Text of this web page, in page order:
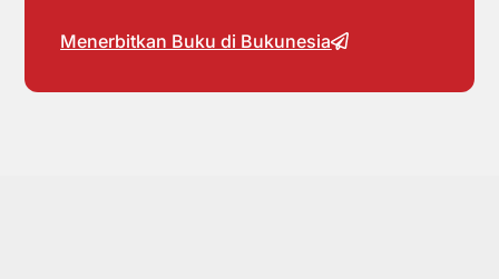
Menerbitkan Buku di Bukunesia